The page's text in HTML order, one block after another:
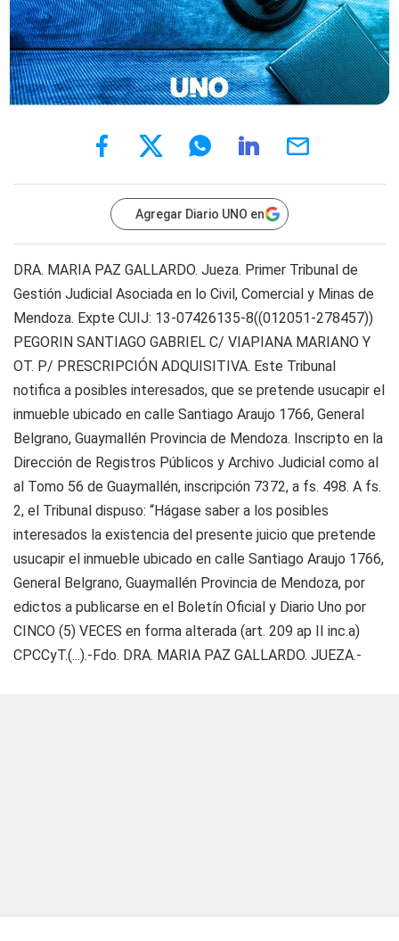
Agregar Diario UNO en
DRA. MARIA PAZ GALLARDO. Jueza. Primer Tribunal de
Gestión Judicial Asociada en lo Civil, Comercial y Minas de
Mendoza. Expte CUIJ: 13-07426135-8((012051-278457))
PEGORIN SANTIAGO GABRIEL C/ VIAPIANA MARIANO Y
OT. P/ PRESCRIPCIÓN ADQUISITIVA. Este Tribunal
notifica a posibles interesados, que se pretende usucapir el
inmueble ubicado en calle Santiago Araujo 1766, General
Belgrano, Guaymallén Provincia de Mendoza. Inscripto en la
Dirección de Registros Públicos y Archivo Judicial como al
al Tomo 56 de Guaymallén, inscripción 7372, a fs. 498. A fs.
2, el Tribunal dispuso: “Hágase saber a los posibles
interesados la existencia del presente juicio que pretende
usucapir el inmueble ubicado en calle Santiago Araujo 1766,
General Belgrano, Guaymallén Provincia de Mendoza, por
edictos a publicarse en el Boletín Oficial y Diario Uno por
CINCO (5) VECES en forma alterada (art. 209 ap II inc.a)
CPCCyT.(...).-Fdo. DRA. MARIA PAZ GALLARDO. JUEZA.-